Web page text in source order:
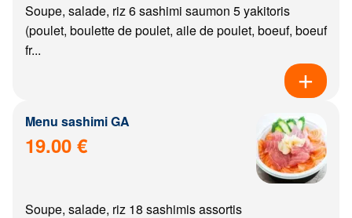
Soupe, salade, riz 6 sashimi saumon 5 yakitoris
(poulet, boulette de poulet, aile de poulet, boeuf, boeuf
fr...
Menu sashimi GA
19.00 €
Soupe, salade, riz 18 sashimis assortis